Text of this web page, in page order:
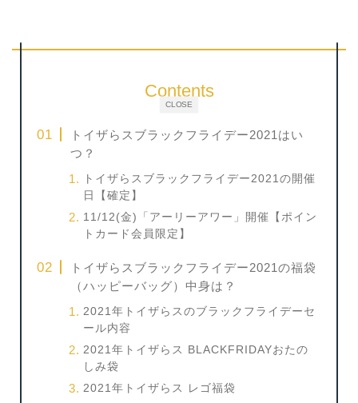
CLOSE
Contents
トイザらスブラックフライデー2021はい
つ？
トイザらスブラックフライデー2021の開催
日【確定】
11/12(金)「アーリーアワー」開催【ポイン
トカード会員限定】
トイザらスブラックフライデー2021の福袋
（ハッピーバッグ）中身は？
2021年トイザらスのブラックフライデーセ
ール内容
2021年トイザらス BLACKFRIDAYおたの
しみ袋
2021年トイザらス レゴ福袋